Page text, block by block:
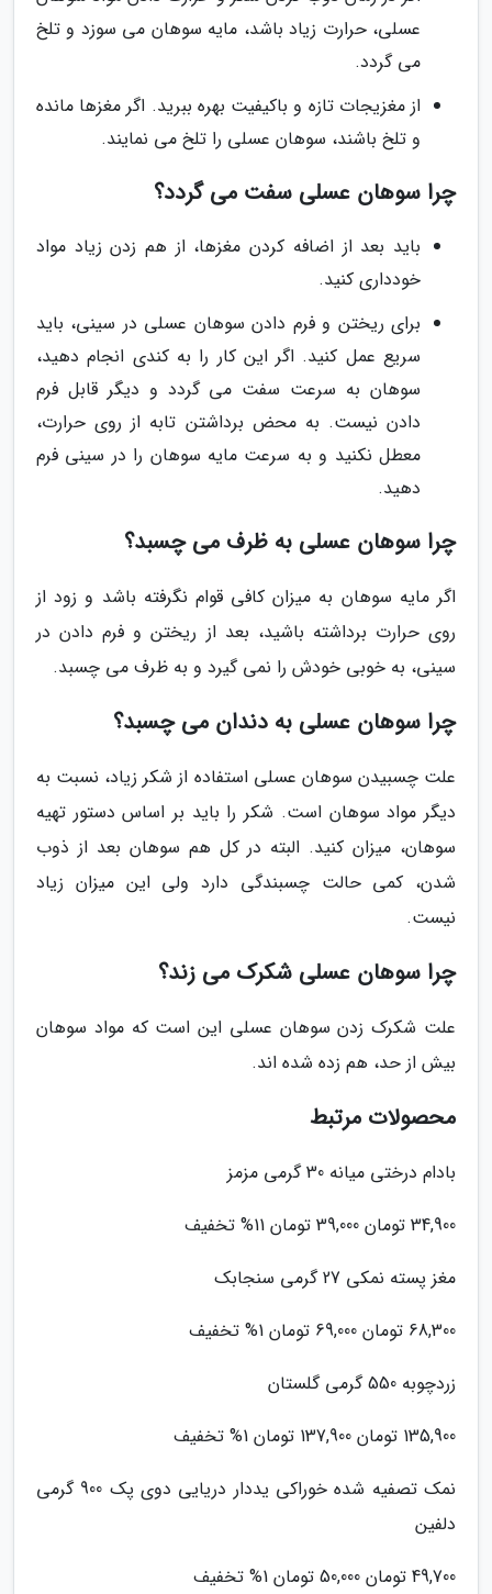
عسلی، حرارت زیاد باشد، مایه سوهان می سوزد و تلخ
می گردد.
از مغزیجات تازه و باکیفیت بهره ببرید. اگر مغزها مانده
و تلخ باشند، سوهان عسلی را تلخ می نمایند.
چرا سوهان عسلی سفت می گردد؟
باید بعد از اضافه کردن مغزها، از هم زدن زیاد مواد
خودداری کنید.
برای ریختن و فرم دادن سوهان عسلی در سینی، باید
سریع عمل کنید. اگر این کار را به کندی انجام دهید،
سوهان به سرعت سفت می گردد و دیگر قابل فرم
دادن نیست. به محض برداشتن تابه از روی حرارت،
معطل نکنید و به سرعت مایه سوهان را در سینی فرم
دهید.
چرا سوهان عسلی به ظرف می چسبد؟
اگر مایه سوهان به میزان کافی قوام نگرفته باشد و زود از
روی حرارت برداشته باشید، بعد از ریختن و فرم دادن در
سینی، به خوبی خودش را نمی گیرد و به ظرف می چسبد.
چرا سوهان عسلی به دندان می چسبد؟
علت چسبیدن سوهان عسلی استفاده از شکر زیاد، نسبت به
دیگر مواد سوهان است. شکر را باید بر اساس دستور تهیه
سوهان، میزان کنید. البته در کل هم سوهان بعد از ذوب
شدن، کمی حالت چسبندگی دارد ولی این میزان زیاد
نیست.
چرا سوهان عسلی شکرک می زند؟
علت شکرک زدن سوهان عسلی این است که مواد سوهان
بیش از حد، هم زده شده اند.
محصولات مرتبط
بادام درختی میانه 30 گرمی مزمز
34,900 تومان 39,000 تومان 11% تخفیف
مغز پسته نمکی 27 گرمی سنجابک
68,300 تومان 69,000 تومان 1% تخفیف
زردچوبه 550 گرمی گلستان
135,900 تومان 137,900 تومان 1% تخفیف
نمک تصفیه شده خوراکی یددار دریایی دوی پک 900 گرمی
دلفین
49,700 تومان 50,000 تومان 1% تخفیف